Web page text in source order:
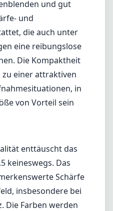
enttäuscht das
keineswegs. Das
Schärfe
insbesondere bei
Die Farben werden
Note
Optiken
zeigt eine
sind
Ästhetik in
hervorragend für
erzeugt ein